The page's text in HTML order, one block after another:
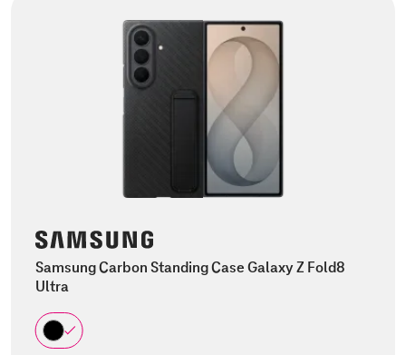
Samsung Carbon Standing Case Galaxy Z Fold8
Ultra